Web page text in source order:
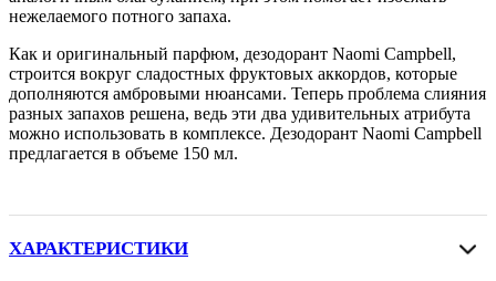
нежелаемого потного запаха.
Как и оригинальный парфюм, дезодорант Naomi Campbell,
строится вокруг сладостных фруктовых аккордов, которые
дополняются амбровыми нюансами. Теперь проблема слияния
разных запахов решена, ведь эти два удивительных атрибута
можно использовать в комплексе. Дезодорант Naomi Campbell
предлагается в объеме 150 мл.
ХАРАКТЕРИСТИКИ